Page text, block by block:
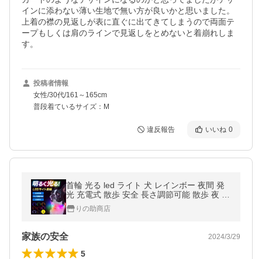
インに添わない薄い生地で無い方が良いかと思いました。
上着の襟の見返しが表に直ぐに出てきてしまうので両面テ
ープもしくは肩のラインで見返しをとめないと着崩れしま
す。
投稿者情報
女性/30代/161～165cm
普段着ているサイズ：M
違反報告 いいね 0
首輪 光る led ライト 犬 レインボー 夜間 発
光 充電式 散歩 安全 長さ調節可能 散歩 夜 さ
んぽ 事故防止 ランニング 自転車 ベビーカー
ランドセル
りの助商店
家族の安全 2024/3/29
5